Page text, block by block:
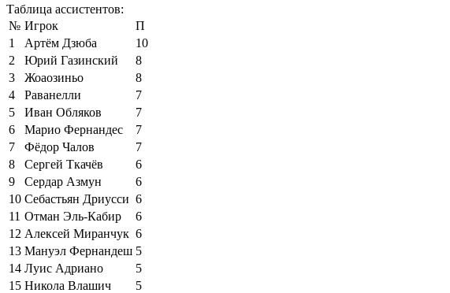
Таблица ассистентов:
№ Игрок
П
1
Артём Дзюба
10
2
Юрий Газинский
8
3
Жоаозиньо
8
4
Раванелли
7
5
Иван Обляков
7
6
Марио Фернандес
7
7
Фёдор Чалов
7
8
Сергей Ткачёв
6
9
Сердар Азмун
6
10 Себастьян Дриусси 6
11 Отман Эль-Кабир
6
12 Алексей Миранчук 6
13 Мануэл Фернандеш 5
14 Луис Адриано
5
15 Никола Влашич
5